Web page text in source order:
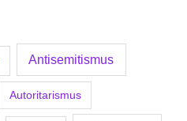
Antisemitismus
Autoritarismus